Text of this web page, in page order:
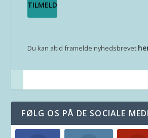
Du kan altid framelde nyhedsbrevet
FØLG OS PÅ DE SOCIALE